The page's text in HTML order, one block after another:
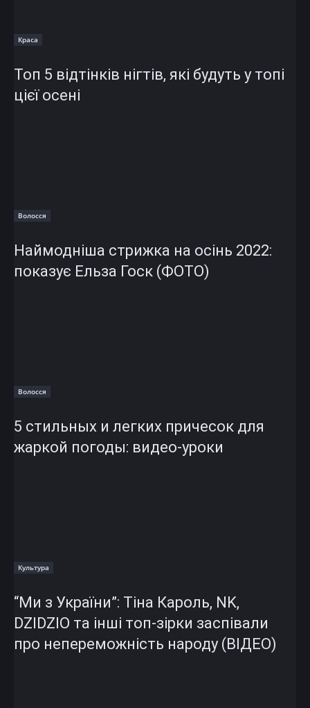
Краса
Топ 5 відтінків нігтів, які будуть у топі
цієї осені
Волосся
Наймодніша стрижка на осінь 2022:
показує Ельза Госк (ФОТО)
Волосся
5 стильных и легких причесок для
жаркой погоды: видео-уроки
Культура
“Ми з України”: Тіна Кароль, NK,
DZIDZIO та інші топ-зірки заспівали
про непереможність народу (ВІДЕО)